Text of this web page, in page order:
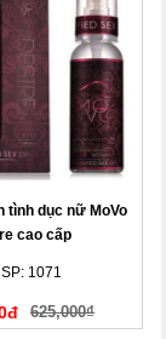
tình dục nữ MoVo
cao cấp
SP: 1071
625,000₫